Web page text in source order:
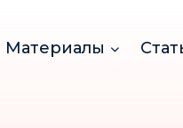
Материалы